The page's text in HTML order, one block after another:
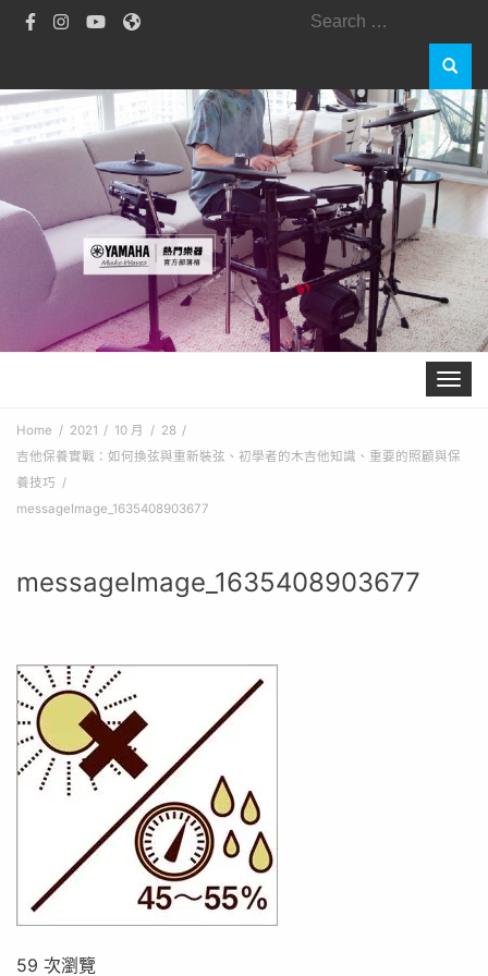
Search
Toggle
Home 2021 10 月
28
吉他保養實戰：如何換弦與重新裝弦、初學者的木吉他知識、重要的照顧與保
養技巧
messageImage_1635408903677
messageImage_1635408903677
59 次瀏覽